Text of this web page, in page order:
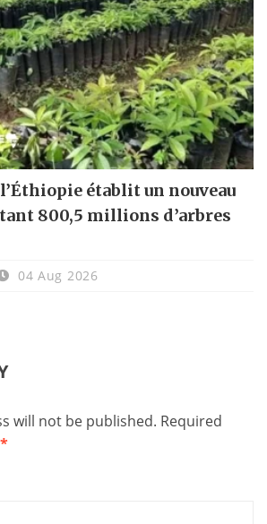
établit un nouveau
800,5 millions d’arbres
04 Aug 2026
will not be published. Required
*